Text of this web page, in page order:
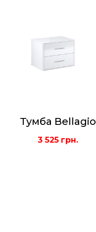
Тумба Bellagio
3 525 грн.